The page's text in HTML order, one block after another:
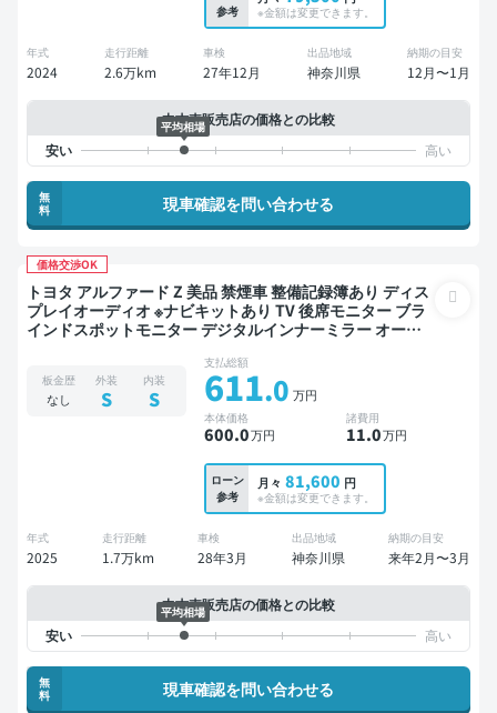
参考
※金額は変更できます。
年式
2024
走行距離
2.6万km
車検
27年12月
出品地域
神奈川県
納期の目安
12月〜1月
中古車販売店の価格との比較
平均相場
無
料
現車確認を問い合わせる
価格交渉OK
トヨタ アルファード Z 美品 禁煙車 整備記録簿あり ディス
プレイオーディオ ※ナビキットあり TV 後席モニター ブラ
インドスポットモニター デジタルインナーミラー オート
モニター 全方位カメラ ドライブレコーダー 衝突軽減 両側
電動スライドドア 7人乗り
板金歴
なし
外装
S
内装
S
支払総額
611.0 万円
本体価格
600.0万円
諸費用
11.0万円
ローン
参考
月々 81,600 円
※金額は変更できます。
年式
2025
走行距離
1.7万km
車検
28年3月
出品地域
神奈川県
納期の目安
来年2月〜3月
中古車販売店の価格との比較
平均相場
無
料
現車確認を問い合わせる